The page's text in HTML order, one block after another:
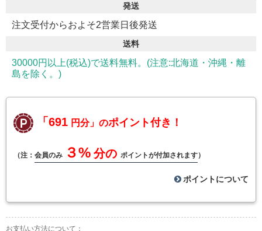
発送
注文受付からおよそ2営業日後発送
送料
30000円以上(税込)で送料無料。(注意:北海道・沖縄・離
島を除く。)
「691 円分」のポイント付き！
（注： 会員のみ ３% 分の ポイントが付加されます）
ポイントについて
お支払い方法について：